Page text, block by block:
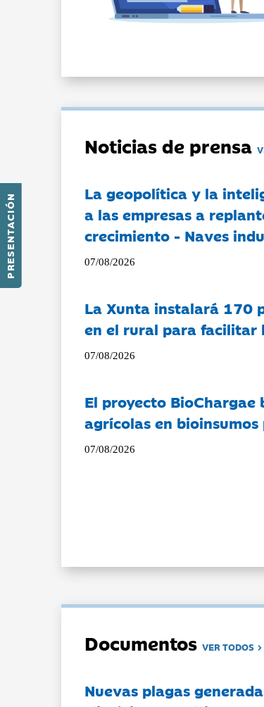
PRESENTACIÓN
Noticias de prensa
La geopolítica y la
a las empresas a
crecimiento - Naves
07/08/2026
La Xunta instalará 170
en el rural para facilitar
07/08/2026
El proyecto
agrícolas en
07/08/2026
DocumentosVER TODOS
Nuevas plagas